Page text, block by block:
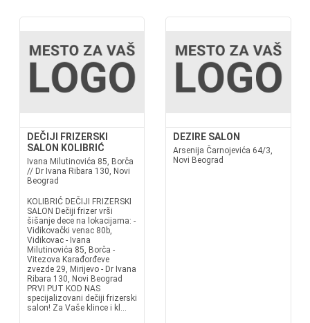
DEČIJI FRIZERSKI
SALON KOLIBRIĆ
Ivana Milutinovića 85, Borča
// Dr Ivana Ribara 130, Novi
Beograd
KOLIBRIĆ DEČIJI FRIZERSKI
SALON Dečiji frizer vrši
šišanje dece na lokacijama: -
Vidikovački venac 80b,
Vidikovac - Ivana
Milutinovića 85, Borča -
Vitezova Karađorđeve
zvezde 29, Mirijevo - Dr Ivana
Ribara 130, Novi Beograd
PRVI PUT KOD NAS
specijalizovani dečiji frizerski
salon! Za Vaše klince i kl...
DEZIRE SALON
Arsenija Čarnojevića 64/3,
Novi Beograd